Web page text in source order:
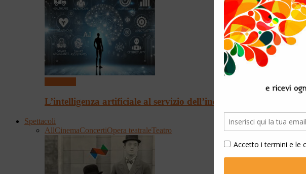
L’intelligenza artificiale al servizio dell’incl…
Spettacoli
AllCinemaConcertiOpera teatraleTeatro